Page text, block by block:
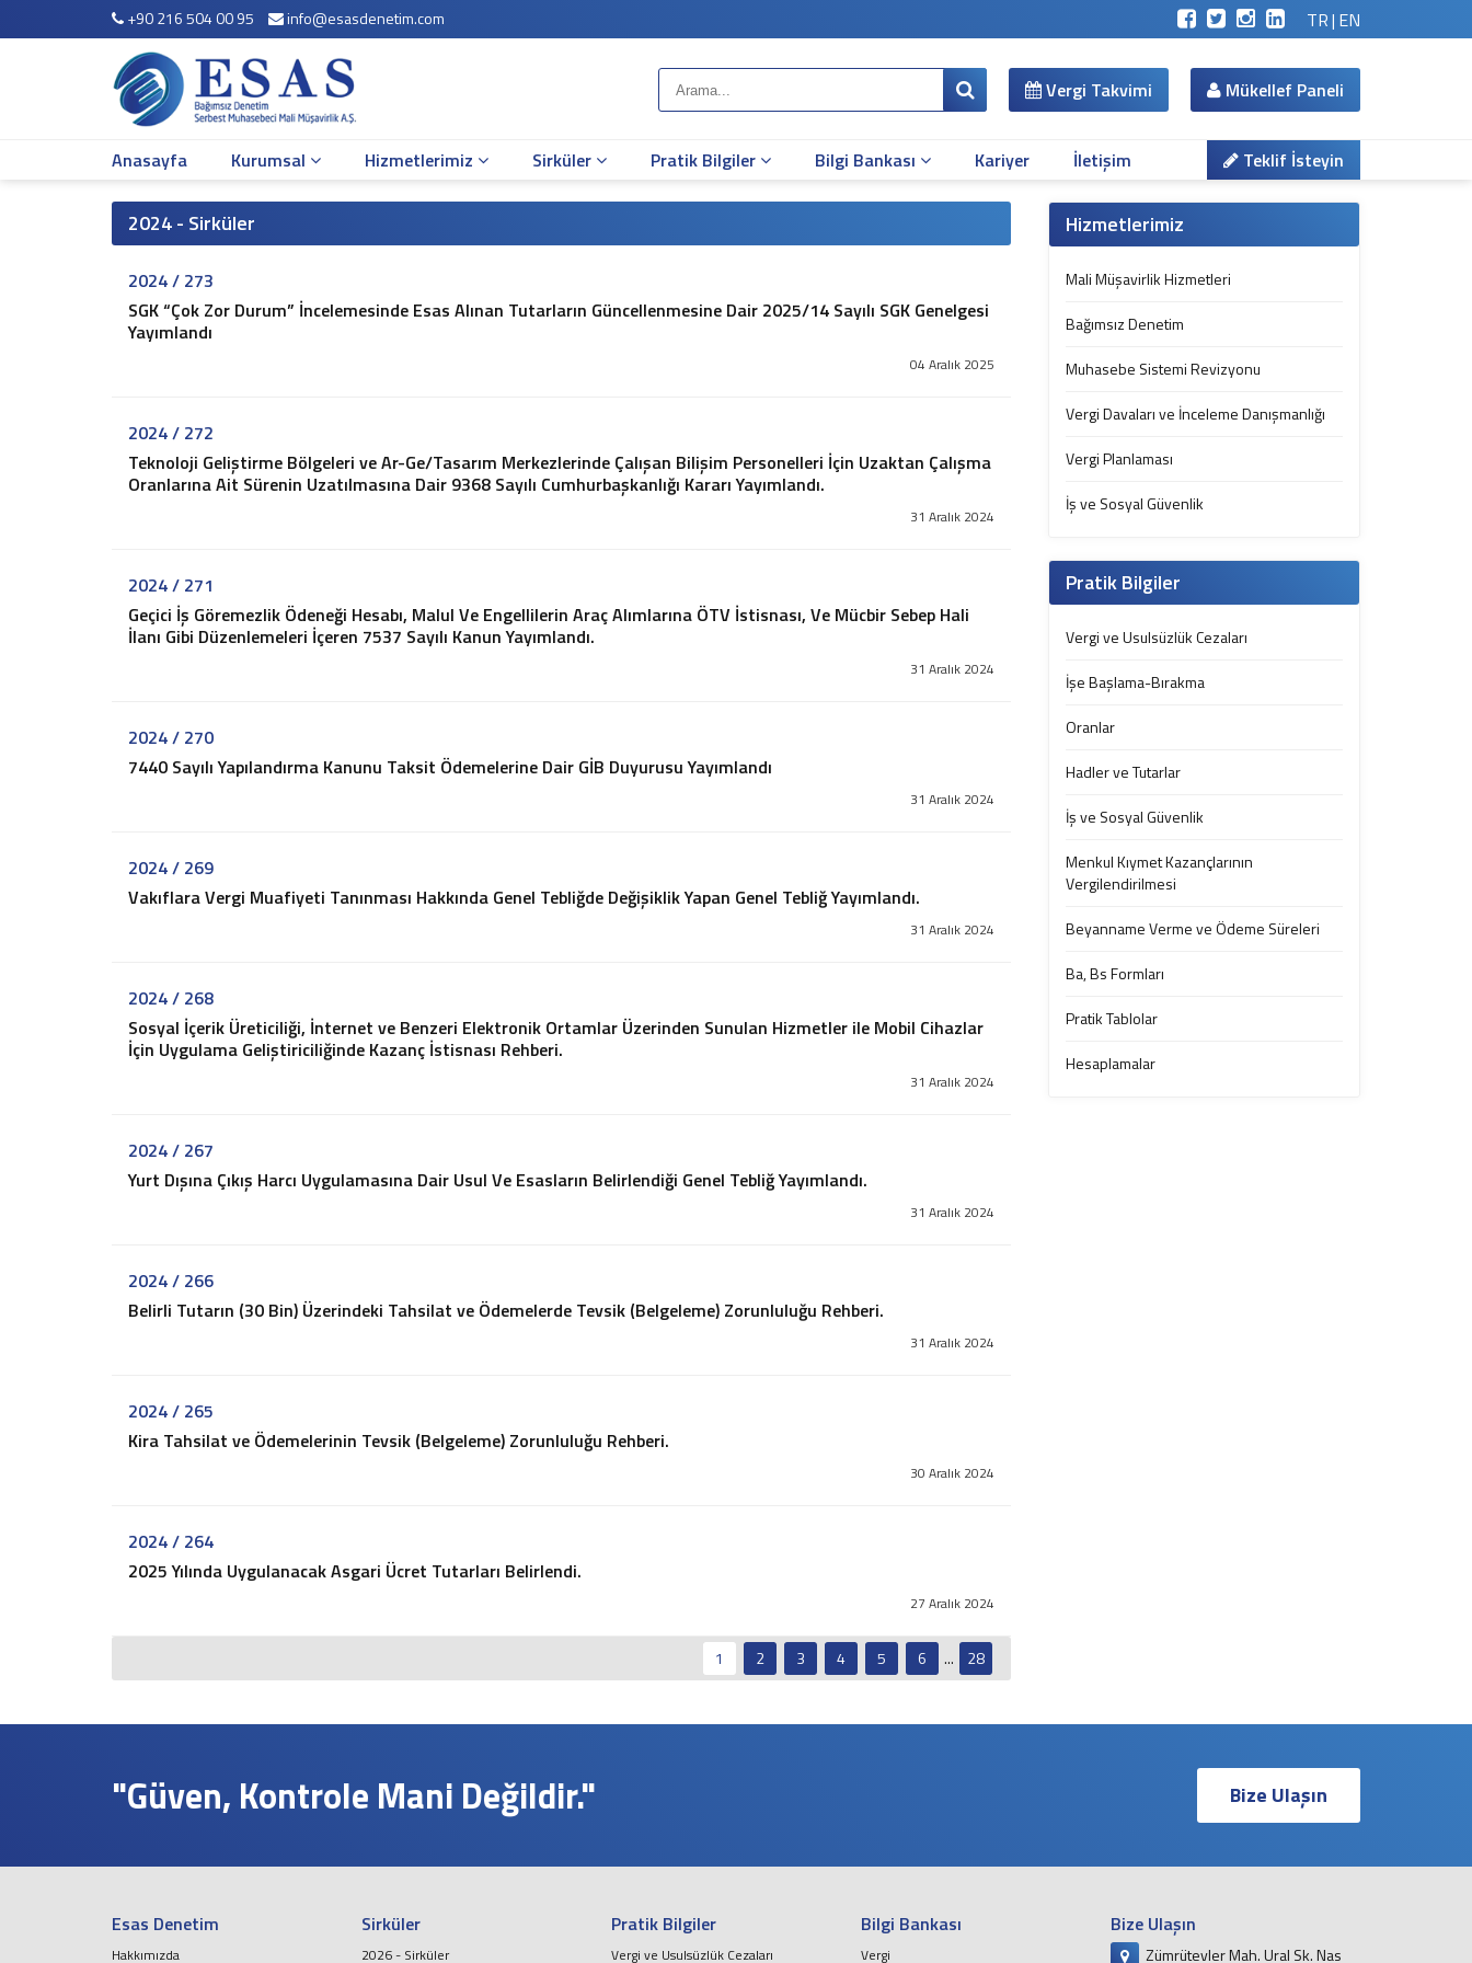
Anasayfa
Misyonumuz
Yönetim Kadromuz
Şirket Bilgileri
Mali Müşavirlik Hizmetleri
Bağımsız Denetim
Vergi Planlaması
2022 - Sirküler
2018 - Sirküler
2017 - Sirküler
Vergi ve Usulsüzlük Cezaları
İşe Başlama-Bırakma
İş ve Sosyal Güvenlik
Menkul Kıymet Kazançlarının Vergilendirilmesi
Beyanname Verme ve Ödeme Süreleri
+90 216 504 00 95 info@esasdenetim.com TR| EN
Vergi Takvimi Mükellef Paneli
Anasayfa Kurumsal Hizmetlerimiz Sirküler Pratik Bilgiler Bilgi Bankası Kariyer İletişim Teklif İsteyin
2024 - Sirküler
2024 / 273
SGK “Çok Zor Durum” İncelemesinde Esas Alınan Tutarların Güncellenmesine Dair 2025/14 Sayılı SGK Genelgesi
Yayımlandı
04 Aralık 2025
2024 / 272
Teknoloji Geliştirme Bölgeleri ve Ar-Ge/Tasarım Merkezlerinde Çalışan Bilişim Personelleri İçin Uzaktan Çalışma
Oranlarına Ait Sürenin Uzatılmasına Dair 9368 Sayılı Cumhurbaşkanlığı Kararı Yayımlandı.
31 Aralık 2024
2024 / 271
Geçici İş Göremezlik Ödeneği Hesabı, Malul Ve Engellilerin Araç Alımlarına ÖTV İstisnası, Ve Mücbir Sebep Hali
İlanı Gibi Düzenlemeleri İçeren 7537 Sayılı Kanun Yayımlandı.
31 Aralık 2024
2024 / 270
7440 Sayılı Yapılandırma Kanunu Taksit Ödemelerine Dair GİB Duyurusu Yayımlandı
31 Aralık 2024
2024 / 269
Vakıflara Vergi Muafiyeti Tanınması Hakkında Genel Tebliğde Değişiklik Yapan Genel Tebliğ Yayımlandı.
31 Aralık 2024
2024 / 268
Sosyal İçerik Üreticiliği, İnternet ve Benzeri Elektronik Ortamlar Üzerinden Sunulan Hizmetler ile Mobil Cihazlar
İçin Uygulama Geliştiriciliğinde Kazanç İstisnası Rehberi.
31 Aralık 2024
2024 / 267
Yurt Dışına Çıkış Harcı Uygulamasına Dair Usul Ve Esasların Belirlendiği Genel Tebliğ Yayımlandı.
31 Aralık 2024
2024 / 266
Belirli Tutarın (30 Bin) Üzerindeki Tahsilat ve Ödemelerde Tevsik (Belgeleme) Zorunluluğu Rehberi.
31 Aralık 2024
2024 / 265
Kira Tahsilat ve Ödemelerinin Tevsik (Belgeleme) Zorunluluğu Rehberi.
30 Aralık 2024
2024 / 264
2025 Yılında Uygulanacak Asgari Ücret Tutarları Belirlendi.
27 Aralık 2024
1 2 3 4 5 6 ... 28
Hizmetlerimiz
Mali Müşavirlik Hizmetleri
Bağımsız Denetim
Muhasebe Sistemi Revizyonu
Vergi Davaları ve İnceleme Danışmanlığı
Vergi Planlaması
İş ve Sosyal Güvenlik
Pratik Bilgiler
Vergi ve Usulsüzlük Cezaları
İşe Başlama-Bırakma
Oranlar
Hadler ve Tutarlar
İş ve Sosyal Güvenlik
Menkul Kıymet Kazançlarının
Vergilendirilmesi
Beyanname Verme ve Ödeme Süreleri
Ba, Bs Formları
Pratik Tablolar
Hesaplamalar
"Güven, Kontrole Mani Değildir." Bize Ulaşın
Esas Denetim
Hakkımızda
Sirküler
2026 - Sirküler
Pratik Bilgiler
Vergi ve Usulsüzlük Cezaları
Bilgi Bankası
Vergi
Bize Ulaşın
Zümrütevler Mah. Ural Sk. Nas